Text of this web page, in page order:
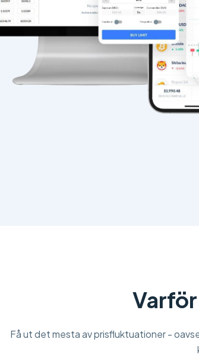
Få ut det mesta av prisfluktuationer -